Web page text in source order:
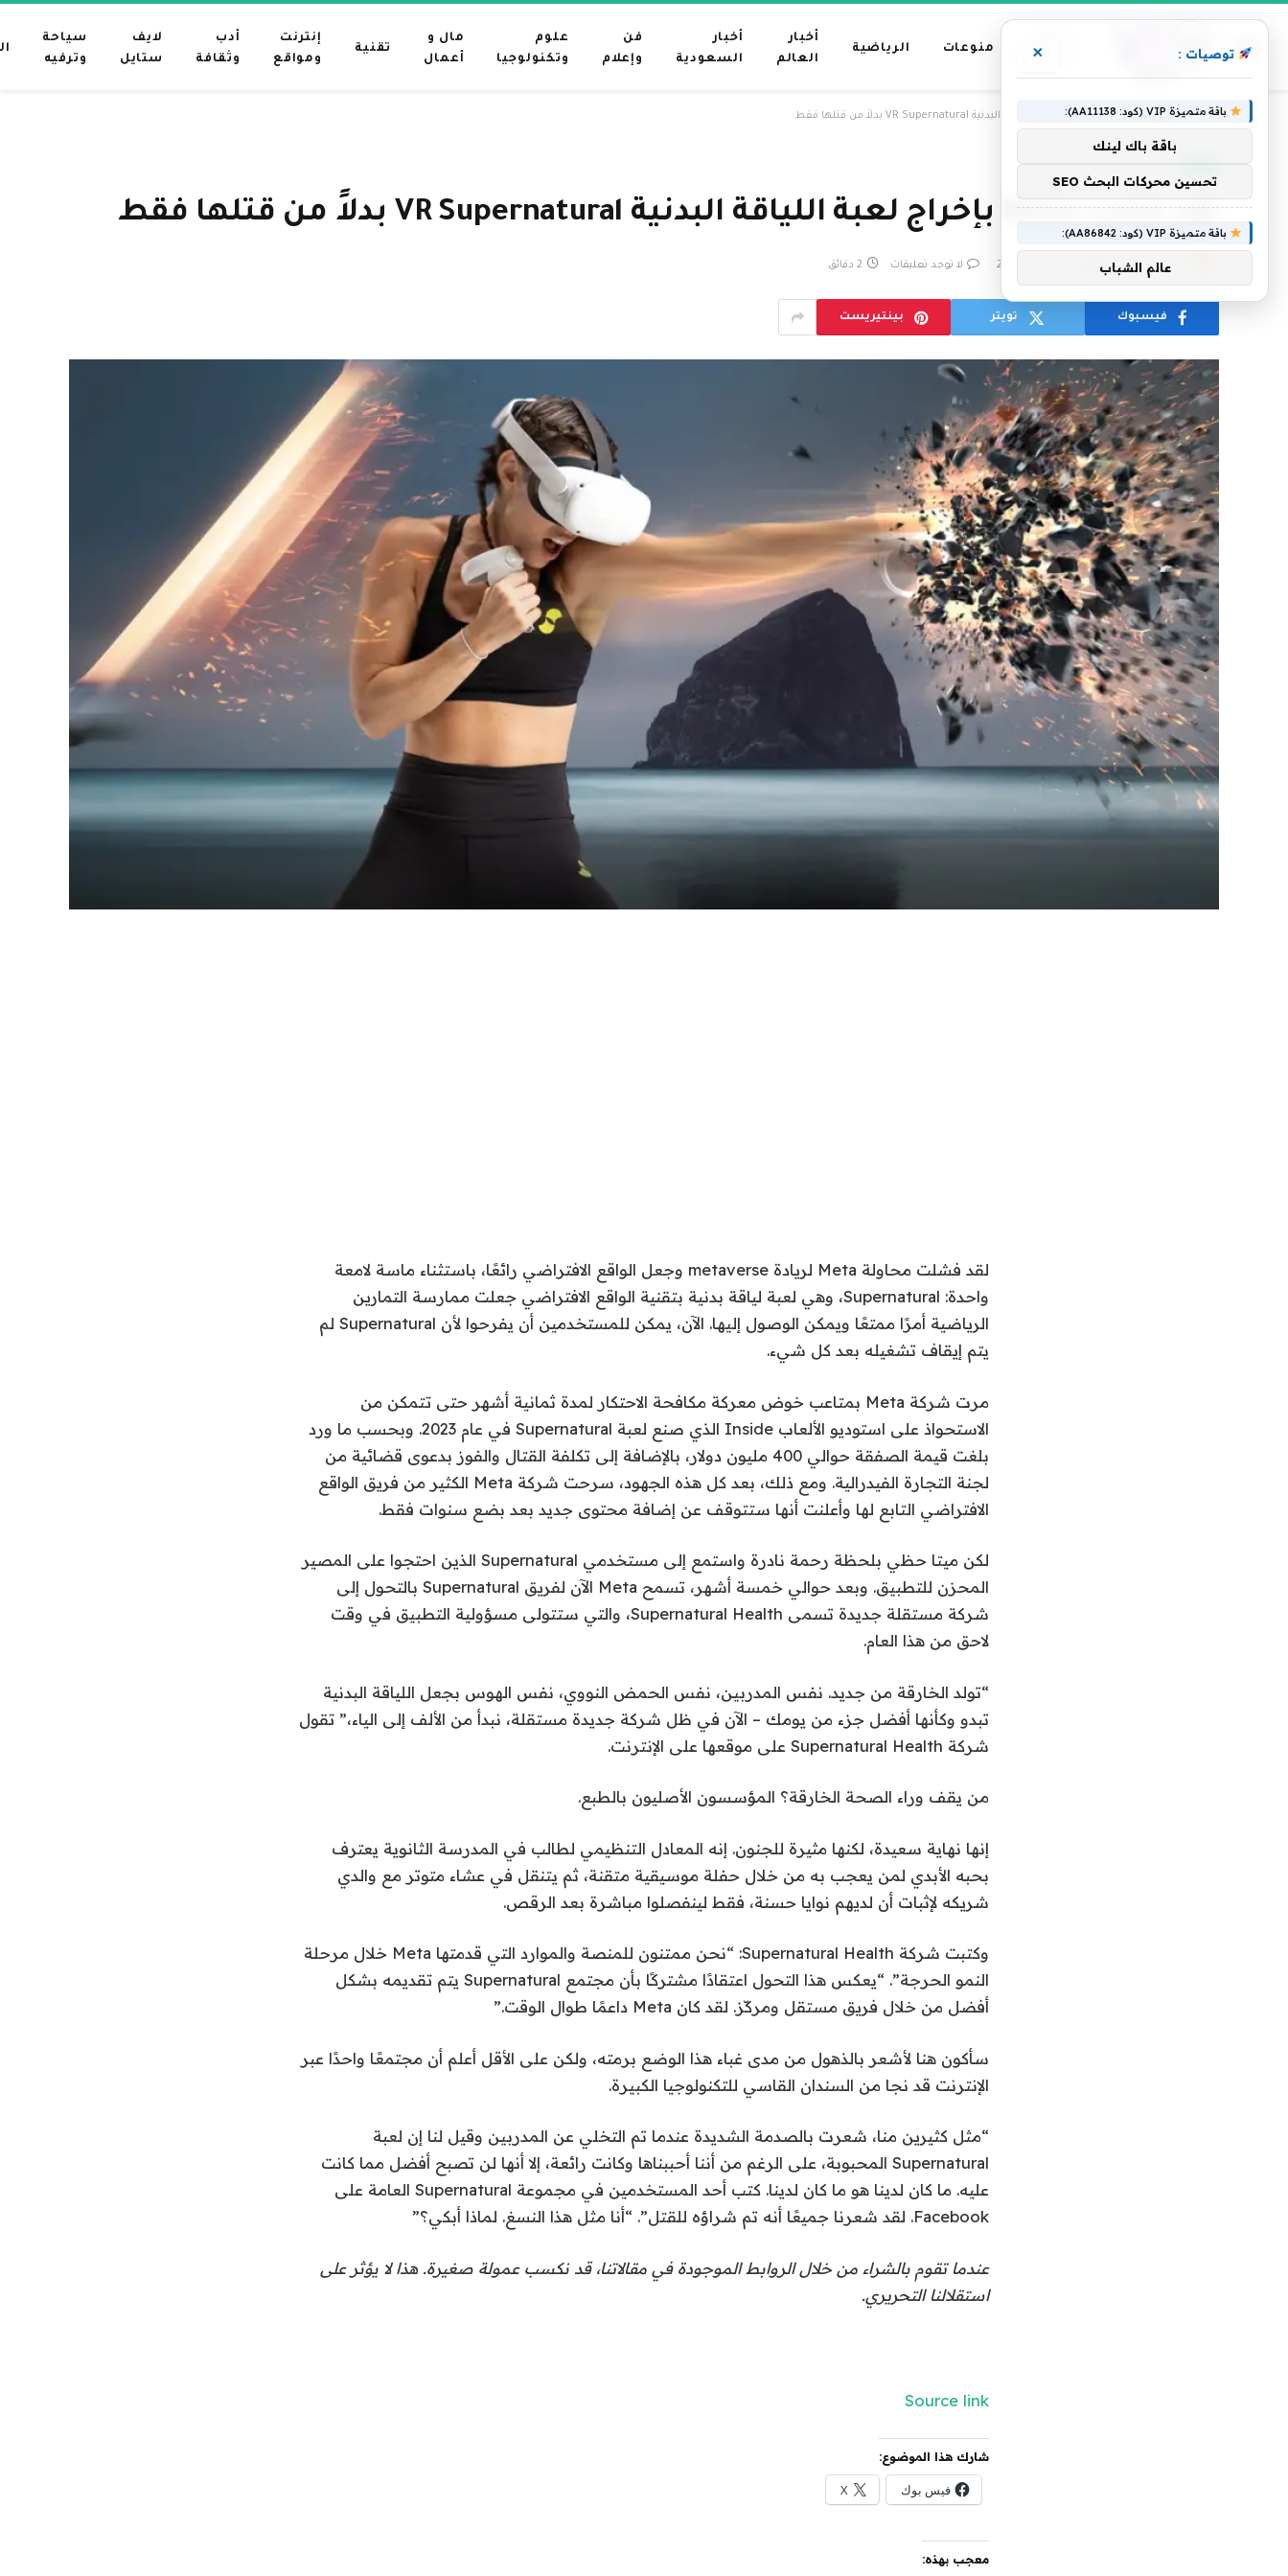
رئيسية
منوعات الرياضية
أخبار
العالم
أخبار
السعودية
فن
وإعلام
علوم
وتكنولوجيا
مال و
أعمال
تقنية
إنترنت
ومواقع
أدب
وثقافة
لايف
ستايل
سياحة
وترفيه
الرئيسية » لقد قامت Meta بإخراج لعبة اللياقة البدنية VR Supernatural بدلاً من قتلها فقط
لقد قامت Meta بإخراج لعبة اللياقة البدنية VR Supernatural بدلاً من قتلها فقط
بواسطة فريق التحرير لا توجد تعليقات 2 دقائق
فيسبوك تويتر بينتيريست
لقد فشلت محاولة Meta لريادة metaverse وجعل الواقع الافتراضي رائعًا، باستثناء ماسة لامعة
واحدة: Supernatural، وهي لعبة لياقة بدنية بتقنية الواقع الافتراضي جعلت ممارسة التمارين
الرياضية أمرًا ممتعًا ويمكن الوصول إليها. الآن، يمكن للمستخدمين أن يفرحوا لأن Supernatural لم
يتم إيقاف تشغيله بعد كل شيء.
مرت شركة Meta بمتاعب خوض معركة مكافحة الاحتكار لمدة ثمانية أشهر حتى تتمكن من
الاستحواذ على استوديو الألعاب Inside الذي صنع لعبة Supernatural في عام 2023. وبحسب ما ورد
بلغت قيمة الصفقة حوالي 400 مليون دولار، بالإضافة إلى تكلفة القتال والفوز بدعوى قضائية من
لجنة التجارة الفيدرالية. ومع ذلك، بعد كل هذه الجهود، سرحت شركة Meta الكثير من فريق الواقع
الافتراضي التابع لها وأعلنت أنها ستتوقف عن إضافة محتوى جديد بعد بضع سنوات فقط.
لكن ميتا حظي بلحظة رحمة نادرة واستمع إلى مستخدمي Supernatural الذين احتجوا على المصير
المحزن للتطبيق. وبعد حوالي خمسة أشهر، تسمح Meta الآن لفريق Supernatural بالتحول إلى
شركة مستقلة جديدة تسمى Supernatural Health، والتي ستتولى مسؤولية التطبيق في وقت
لاحق من هذا العام.
“تولد الخارقة من جديد. نفس المدربين، نفس الحمض النووي، نفس الهوس بجعل اللياقة البدنية
تبدو وكأنها أفضل جزء من يومك – الآن في ظل شركة جديدة مستقلة، نبدأ من الألف إلى الياء،” تقول
شركة Supernatural Health على موقعها على الإنترنت.
من يقف وراء الصحة الخارقة؟ المؤسسون الأصليون بالطبع.
إنها نهاية سعيدة، لكنها مثيرة للجنون. إنه المعادل التنظيمي لطالب في المدرسة الثانوية يعترف
بحبه الأبدي لمن يعجب به من خلال حفلة موسيقية متقنة، ثم يتنقل في عشاء متوتر مع والدي
شريكه لإثبات أن لديهم نوايا حسنة، فقط لينفصلوا مباشرة بعد الرقص.
وكتبت شركة Supernatural Health: “نحن ممتنون للمنصة والموارد التي قدمتها Meta خلال مرحلة
النمو الحرجة”. “يعكس هذا التحول اعتقادًا مشتركًا بأن مجتمع Supernatural يتم تقديمه بشكل
أفضل من خلال فريق مستقل ومركّز. لقد كان Meta داعمًا طوال الوقت.”
سأكون هنا لأشعر بالذهول من مدى غباء هذا الوضع برمته، ولكن على الأقل أعلم أن مجتمعًا واحدًا عبر
الإنترنت قد نجا من السندان القاسي للتكنولوجيا الكبيرة.
“مثل كثيرين منا، شعرت بالصدمة الشديدة عندما تم التخلي عن المدربين وقيل لنا إن لعبة
Supernatural المحبوبة، على الرغم من أننا أحببناها وكانت رائعة، إلا أنها لن تصبح أفضل مما كانت
عليه. ما كان لدينا هو ما كان لدينا. كتب أحد المستخدمين في مجموعة Supernatural العامة على
Facebook. لقد شعرنا جميعًا أنه تم شراؤه للقتل”. “أنا مثل هذا النسغ. لماذا أبكي؟”
عندما تقوم بالشراء من خلال الروابط الموجودة في مقالاتنا، قد نكسب عمولة صغيرة. هذا لا يؤثر على
استقلالنا التحريري.
Source link
شارك هذا الموضوع:
فيس بوك X
معجب بهذه:
توصيات : ×
باقة متميزة VIP (كود: AA11138):
باقة باك لينك
تحسين محركات البحث SEO
باقة متميزة VIP (كود: AA86842):
عالم الشباب